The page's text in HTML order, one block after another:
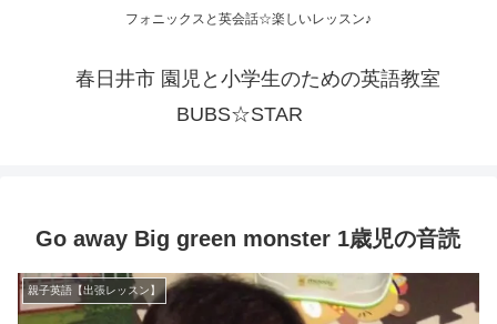
フォニックスと英会話☆楽しいレッスン♪
春日井市 園児と小学生のための英語教室
BUBS☆STAR
Go away Big green monster 1歳児の音読
親子英語【出張レッスン】